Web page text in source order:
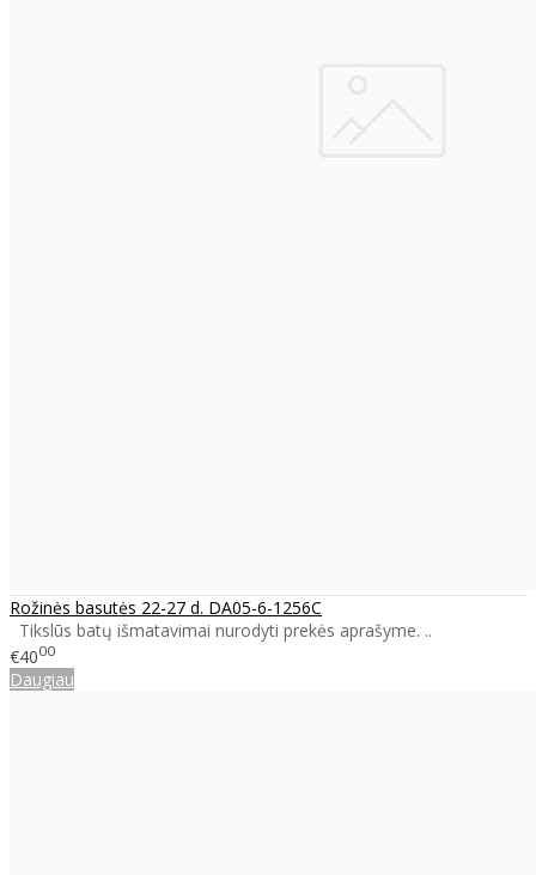
Rožinės basutės 22-27 d. DA05-6-1256C
Tikslūs batų išmatavimai nurodyti prekės aprašyme. ..
€4000
Daugiau